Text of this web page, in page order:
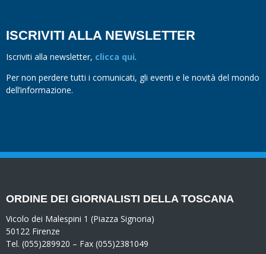
ISCRIVITI ALLA NEWSLETTER
Iscriviti alla newsletter, clicca qui.
Per non perdere tutti i comunicati, gli eventi e le novità del mondo
dell’informazione.
ORDINE DEI GIORNALISTI DELLA TOSCANA
Vicolo dei Malespini 1 (Piazza Signoria)
50122 Firenze
Tel. (055)289920 – Fax (055)2381049